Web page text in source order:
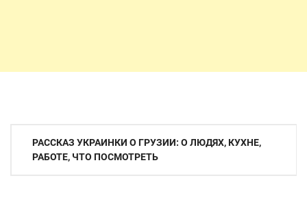
Навигация
РАССКАЗ УКРАИНКИ О ГРУЗИИ: О ЛЮДЯХ, КУХНЕ,
РАБОТЕ, ЧТО ПОСМОТРЕТЬ